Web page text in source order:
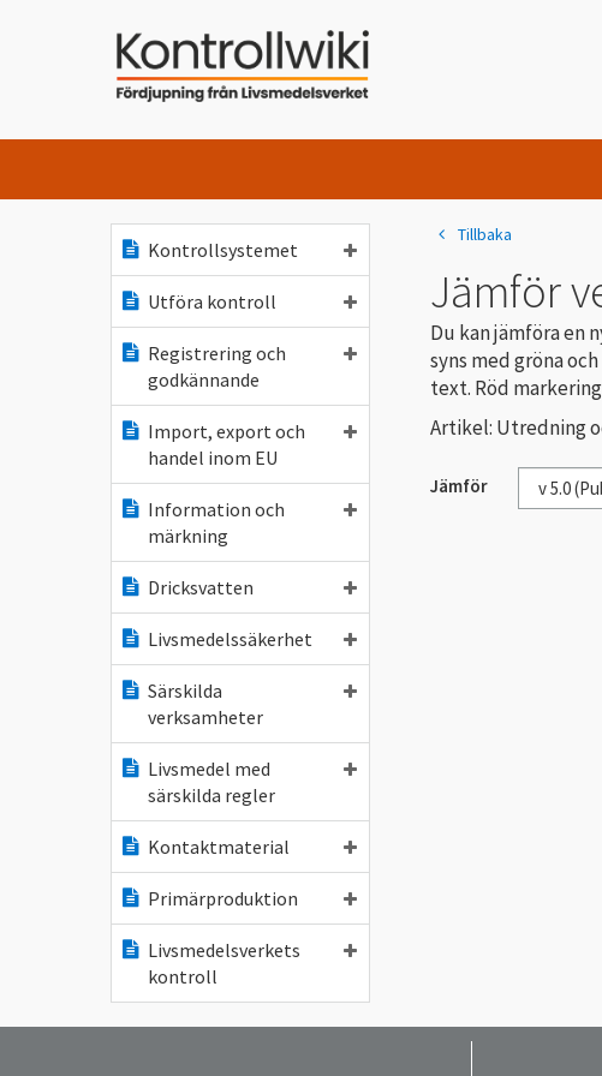
Kontrollsystemet
Utföra kontroll
Registrering och
godkännande
Import, export och
handel inom EU
Information och
märkning
Dricksvatten
Livsmedelssäkerhet
Särskilda
verksamheter
Livsmedel med
särskilda regler
Kontaktmaterial
Primärproduktion
Livsmedelsverkets
kontroll
Tillbaka
Jämför
Du kan jämföra en
syns med gröna
text. Röd
Artikel: Utredning
Jämför